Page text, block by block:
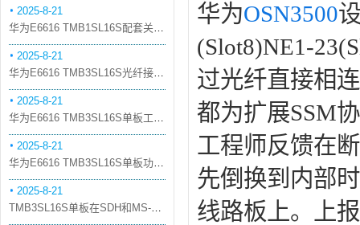
2025-8-21
华为E6616 TMB1SL16S配套关系和替代关系
2025-8-21
华为E6616 TMB3SL16S光纤接口板槽位占用介绍
2025-8-21
华为E6616 TMB3SL16S单板工作原理和信号流
2025-8-21
华为E6616 TMB3SL16S单板功能和机械指标
2025-8-21
TMB3SL16S单板在SDH和MS-OTN模式下的应用
华为OSN3500
(Slot8)NE1-
过光纤直接相
都为扩展SSM
工程师反馈在
先倒换到内部
线路板上。上